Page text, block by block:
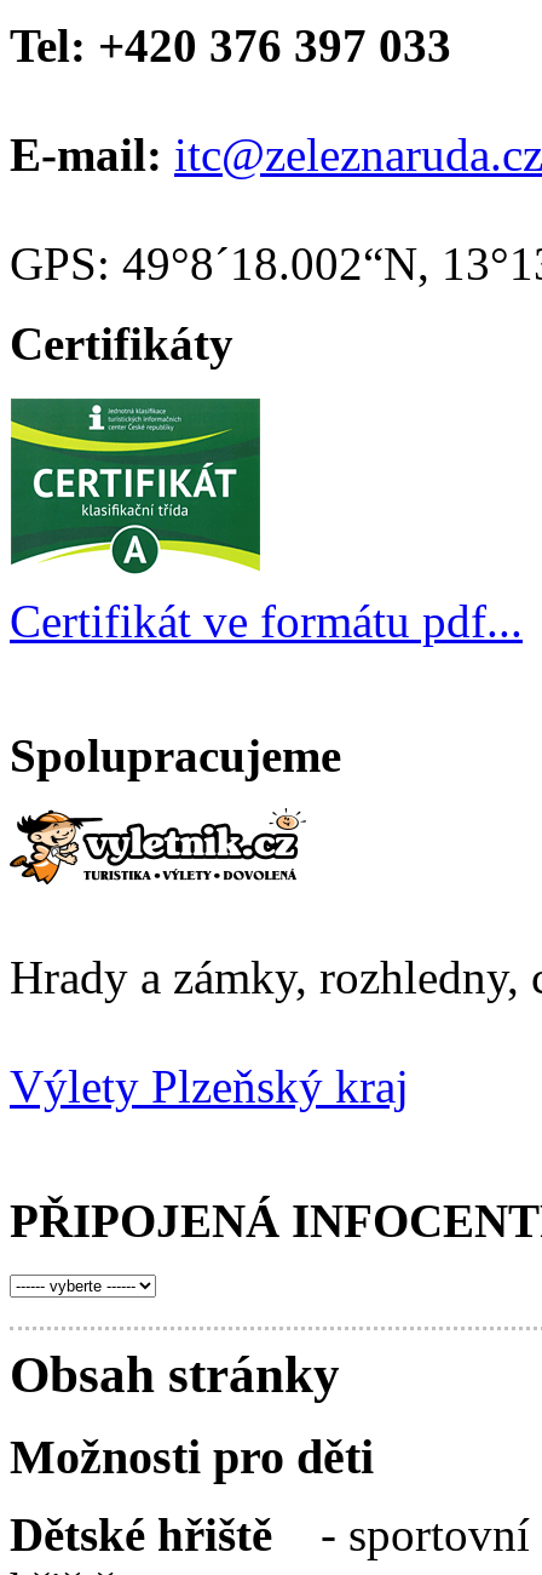
Tel: +420 376 397 033
E-mail: itc@zeleznaruda.cz
GPS: 49°8´18.002“N,
Certifikáty
Certifikát ve formátu pdf...
Spolupracujeme
Hrady a zámky,
Výlety Plzeňský kraj
PŘIPOJENÁ
Obsah stránky
Možnosti pro děti
Dětské hřiště
- sportovní